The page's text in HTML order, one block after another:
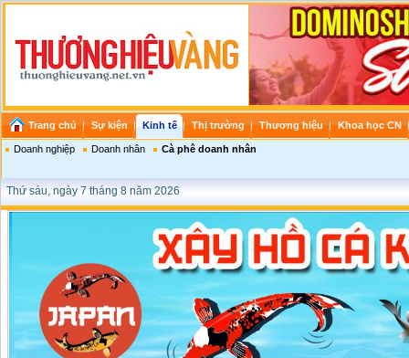
Trang chủ Sự kiện Kinh tế Thị trường Thương hiệu Khoa học CN
Doanh nghiệp Doanh nhân Cà phê doanh nhân
Thứ sáu, ngày 7 tháng 8 năm 2026